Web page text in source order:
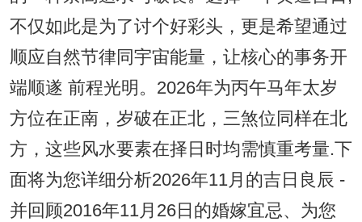
不仅如此是为了讨个好彩头，更是希望通过
顺应自然节律同宇宙能量，让核心的事务开
端顺遂 前程光明。2026年为丙午马年太岁
方位在正南，岁破在正北，三煞位同样在北
方，这些风水要素在择日时均需慎重考量.下
面将为您详细分析2026年11月的吉日良辰 -
并回顾2016年11月26日的婚嫁宜忌、为您